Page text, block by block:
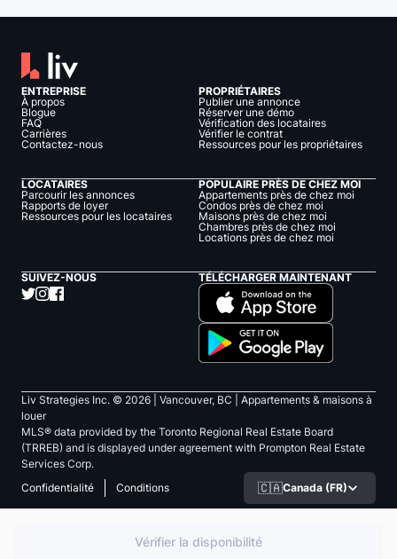
Vérifier la disponibilité
ENTREPRISE
À propos
Blogue
FAQ
Carrières
Contactez-nous
PROPRIÉTAIRES
Publier une annonce
Réserver une démo
Vérification des locataires
Vérifier le contrat
Ressources pour les propriétaires
LOCATAIRES
Parcourir les annonces
Rapports de loyer
Ressources pour les locataires
POPULAIRE PRÈS DE CHEZ MOI
Appartements près de chez moi
Condos près de chez moi
Maisons près de chez moi
Chambres près de chez moi
Locations près de chez moi
SUIVEZ-NOUS TÉLÉCHARGER MAINTENANT
Liv Strategies Inc. © 2026 | Vancouver, BC |
Appartements & maisons à
louer
MLS® data provided by the Toronto Regional Real Estate Board
(TRREB) and is displayed under agreement with Prompton Real Estate
Services Corp.
Confidentialité
Conditions 🇨🇦Canada (FR)